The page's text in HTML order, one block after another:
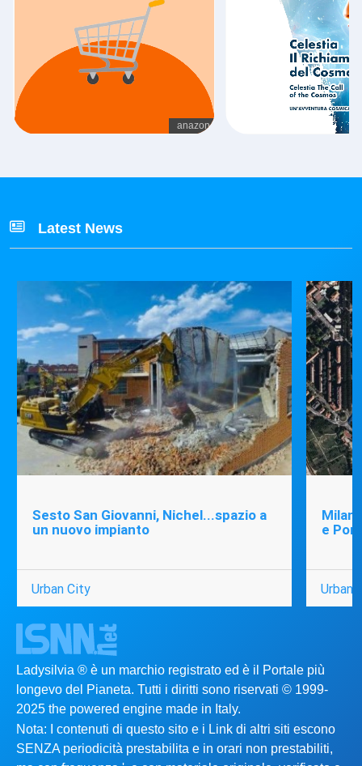
Latest News
Sesto San Giovanni, Nichel...spazio a
un nuovo impianto
Urban City
e
Urban
Ladysilvia ® è un marchio registrato ed è il Portale più
longevo del Pianeta. Tutti i diritti sono riservati © 1999-
2025 the powered engine made in Italy.
Nota: I contenuti di questo sito e i Link di altri siti escono
SENZA periodicità prestabilita e in orari non prestabiliti,